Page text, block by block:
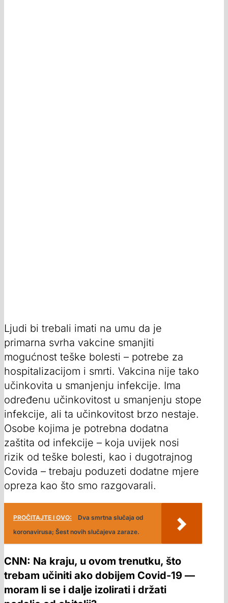
Ljudi bi trebali imati na umu da je
primarna svrha vakcine smanjiti
mogućnost teške bolesti – potrebe za
hospitalizacijom i smrti. Vakcina nije tako
učinkovita u smanjenju infekcije. Ima
određenu učinkovitost u smanjenju stope
infekcije, ali ta učinkovitost brzo nestaje.
Osobe kojima je potrebna dodatna
zaštita od infekcije – koja uvijek nosi
rizik od teške bolesti, kao i dugotrajnog
Covida – trebaju poduzeti dodatne mjere
opreza kao što smo razgovarali.
PROČITAJTE I OVO:
Dva smrtna slučaja od
koronavirusa; Šest novih slučajeva zaraze.
CNN: Na kraju, u ovom trenutku, što
trebam učiniti ako dobijem Covid-19 —
moram li se i dalje izolirati i držati